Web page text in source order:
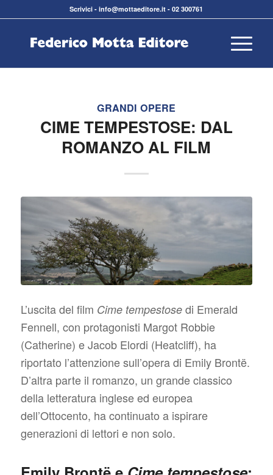
Scrivici -info@mottaeditore.it -02 300761
GRANDI OPERE
CIME TEMPESTOSE: DAL
ROMANZO AL FILM
L’uscita del film Cime tempestosedi Emerald
Fennell, con protagonisti Margot Robbie
(Catherine) e Jacob Elordi (Heatcliff), ha
riportato l’attenzione sull’opera di Emily Brontë.
D’altra parte il romanzo, un grande classico
della letteratura inglese ed europea
dell’Ottocento, ha continuato a ispirare
generazioni di lettori e non solo.